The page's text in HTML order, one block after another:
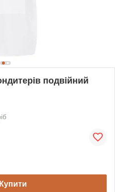
подвійний
Купити